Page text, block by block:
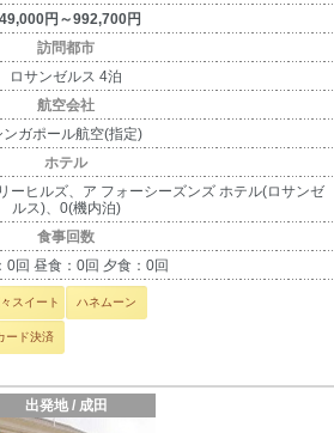
円～992,700円
訪問都市
ロサンゼルス 4泊
航空会社
ンガポール航空(指定)
ホテル
ーヒルズ、ア フォーシーズンズ ホテル(ロサンゼ
ルス)、0(機内泊)
食事回数
0回 昼食：0回 夕食：0回
スイート ハネムーン
ード決済
出発地 / 成田